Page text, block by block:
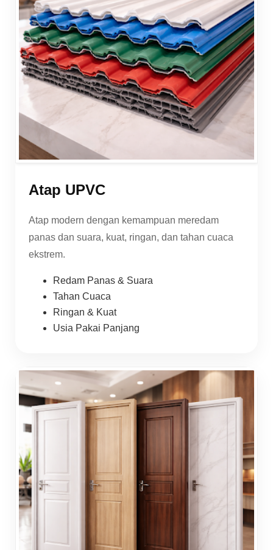
Atap UPVC
Atap modern dengan kemampuan meredam
panas dan suara, kuat, ringan, dan tahan cuaca
ekstrem.
Redam Panas & Suara
Tahan Cuaca
Ringan & Kuat
Usia Pakai Panjang